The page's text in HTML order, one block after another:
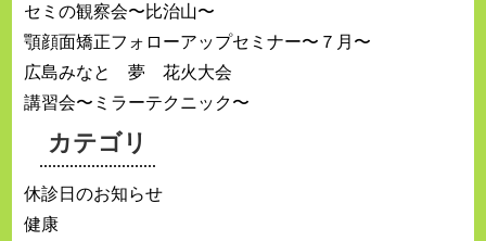
セミの観察会〜比治山〜
顎顔面矯正フォローアップセミナー〜７月〜
広島みなと 夢 花火大会
講習会〜ミラーテクニック〜
カテゴリ
休診日のお知らせ
健康